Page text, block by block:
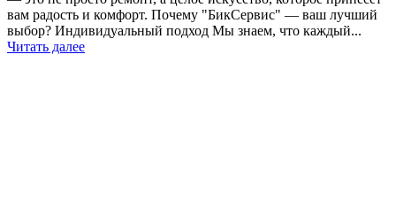
вам радость и комфорт. Почему "БикСервис" — ваш лучший
выбор? Индивидуальный подход Мы знаем, что каждый...
Читать далее